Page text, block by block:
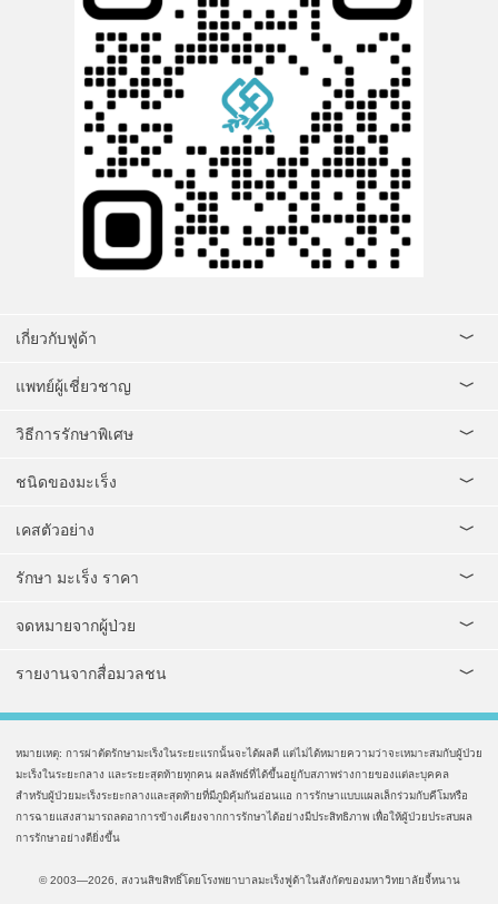
เกี่ยวกับฟูด้า
แพทย์ผู้เชี่ยวชาญ
วิธีการรักษาพิเศษ
ชนิดของมะเร็ง
เคสตัวอย่าง
รักษา มะเร็ง ราคา
จดหมายจากผู้ป่วย
รายงานจากสื่อมวลชน
หมายเหตุ: การผ่าตัดรักษามะเร็งในระยะแรกนั้นจะได้ผลดี แต่ไม่ได้หมายความว่าจะเหมาะสมกับผู้ป่วย
มะเร็งในระยะกลาง และระยะสุดท้ายทุกคน ผลลัพธ์ที่ได้ขึ้นอยู่กับสภาพร่างกายของแต่ละบุคคล
สำหรับผู้ป่วยมะเร็งระยะกลางและสุดท้ายที่มีภูมิคุ้มกันอ่อนแอ การรักษาแบบแผลเล็กร่วมกับคีโมหรือ
การฉายแสงสามารถลดอาการข้างเคียงจากการรักษาได้อย่างมีประสิทธิภาพ เพื่อให้ผู้ป่วยประสบผล
การรักษาอย่างดียิ่งขึ้น
© 2003—2026, สงวนสิขสิทธิ์โดยโรงพยาบาลมะเร็งฟูด้าในสังกัดของมหาวิทยาลัยจี้หนาน